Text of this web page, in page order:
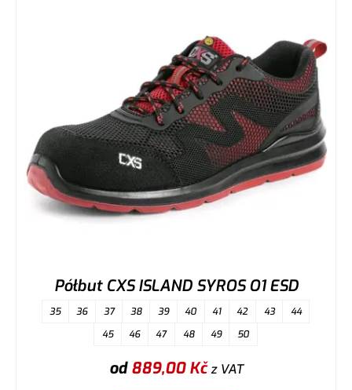
Półbut CXS ISLAND SYROS O1 ESD
35 36 37 38 39 40 41 42 43
44
45
46 47 48 49 50
od889,00Kčz VAT